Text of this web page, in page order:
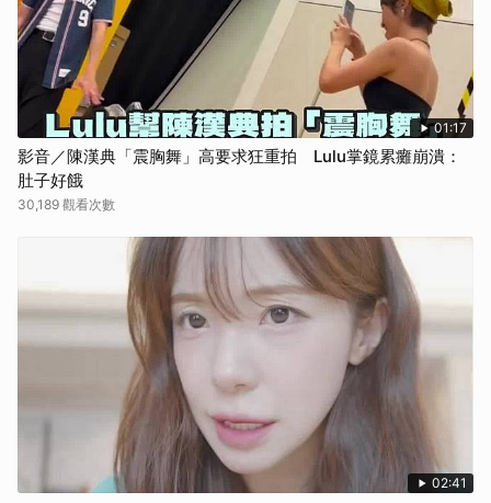
01:17
影音／陳漢典「震胸舞」高要求狂重拍 Lulu掌鏡累癱崩潰：
肚子好餓
30,189 觀看次數
02:41